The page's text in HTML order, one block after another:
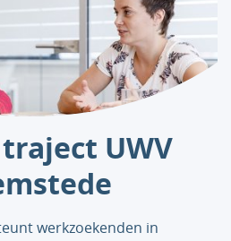
UWV
werkzoekenden in